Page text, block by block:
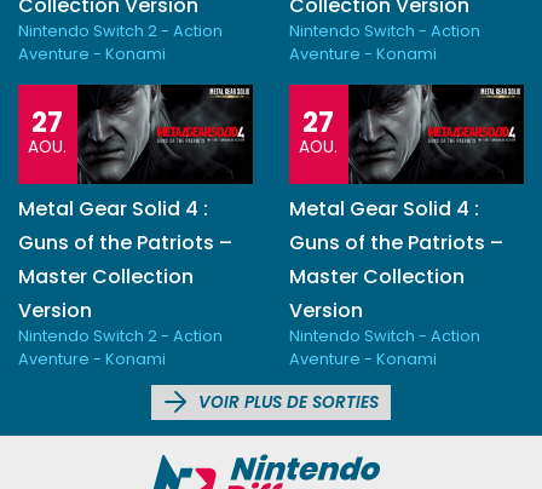
Collection Version
Nintendo Switch 2 - Action
Aventure - Konami
Collection Version
Nintendo Switch - Action
Aventure - Konami
27
AOU.
Metal Gear Solid 4 :
Guns of the Patriots –
Master Collection
Version
Nintendo Switch 2 - Action
Aventure - Konami
27
AOU.
Metal Gear Solid 4 :
Guns of the Patriots –
Master Collection
Version
Nintendo Switch - Action
Aventure - Konami
VOIR PLUS DE SORTIES